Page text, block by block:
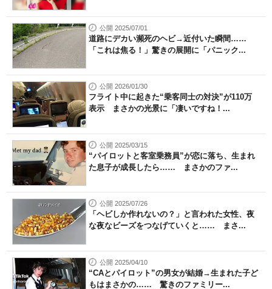
公開 2025/07/01
道路にデカい瀕死のヘビ→近付いた瞬間……
「これは焦る！」驚きの展開に「パニック...
公開 2026/01/30
フライト中に起きた“乗客同士の対決”が110万
表示 まさかの光景に「凄いですね！...
公開 2025/03/15
“パイロットと客室乗務員”が恋に落ち、生まれ
た息子が成長したら…… まさかのファ...
公開 2025/07/26
「ヘビしか作れないの？」と言われた女性、夜
な夜なビーズをつなげていくと…… まさ...
公開 2025/04/10
“CAとパイロット”の男女が結婚→生まれた子ど
もはまさかの…… 驚きのファミリー...